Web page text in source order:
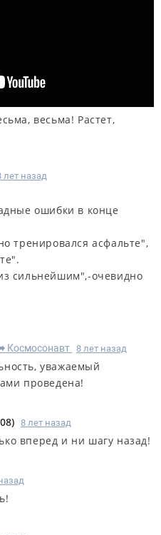
весьма! Растет,
лет назад
ошибки в конце
тренировался асфальте",
сильнейшим",-очевидно
Космосонавт 8 лет назад
уважаемый
проведена!
) 8 лет назад
вперед и ни шагу назад!